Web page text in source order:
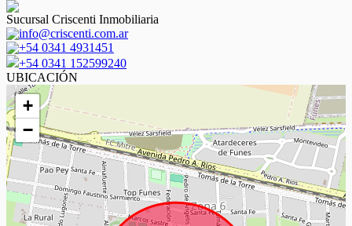
Sucursal Criscenti Inmobiliaria
info@criscenti.com.ar
+54 0341 4931451
+54 0341 152599240
UBICACIÓN
+
−